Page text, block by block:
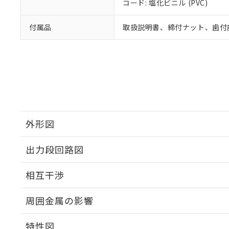
コード: 塩化ビニル (PVC)
付属品 取扱説明書、締付ナット、歯付
外形図
出力段回路図
相互干渉
周囲金属の影響
特性図